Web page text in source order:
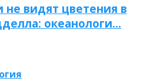
не видят цветения в
океанологи…